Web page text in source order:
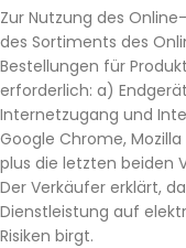
Zur Nutzung des
des Sortiments des
Bestellungen für
erforderlich: a)
Internetzugang und
Google Chrome,
plus die letzten beiden
Der Verkäufer erklärt,
Dienstleistung auf
Risiken birgt.